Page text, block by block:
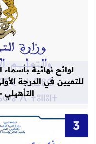
لوائح نهائية بأسماء
للتعيين في الدرجة
التأهيلي -